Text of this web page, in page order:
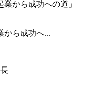
から成功へ...